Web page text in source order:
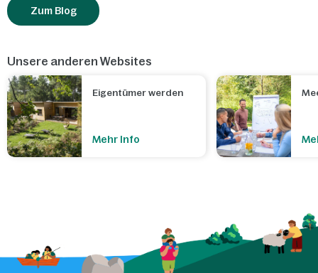
Zum Blog
Unsere anderen Websites
Eigentümer werden
Mehr Info